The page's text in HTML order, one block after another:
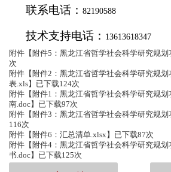
联系电话： 82190588
技术支持电话： 13613618347
附件【 附件5：黑龙江省哲学社会科学研究规划
次
附件【 附件2：黑龙江省哲学社会科学研究规
表.xls】已下载124次
附件【 附件1：黑龙江省哲学社会科学研究规
南.doc】已下载97次
附件【 附件3：黑龙江省哲学社会科学研究规划
116次
附件【 附件6：汇总清单.xlsx】已下载87次
附件【 附件4：黑龙江省哲学社会科学研究规
书.doc】已下载125次